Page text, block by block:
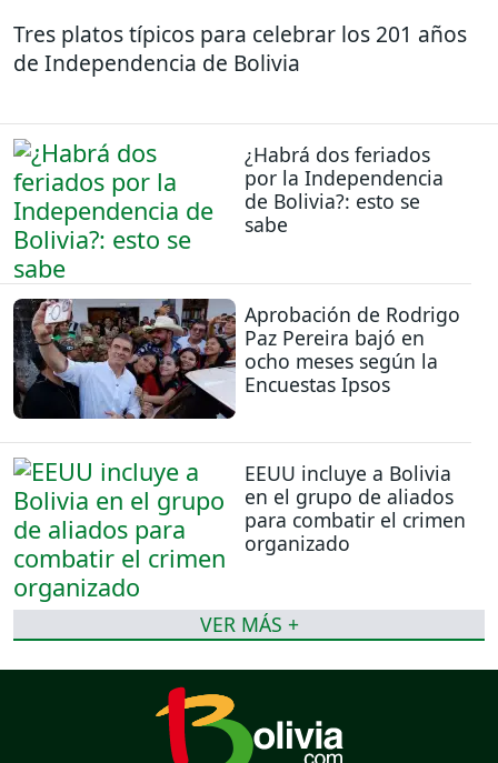
Tres platos típicos para celebrar los 201 años
de Independencia de Bolivia
¿Habrá dos feriados
por la Independencia
de Bolivia?: esto se
sabe
Aprobación de Rodrigo
Paz Pereira bajó en
ocho meses según la
Encuestas Ipsos
EEUU incluye a Bolivia
en el grupo de aliados
para combatir el crimen
organizado
VER MÁS +